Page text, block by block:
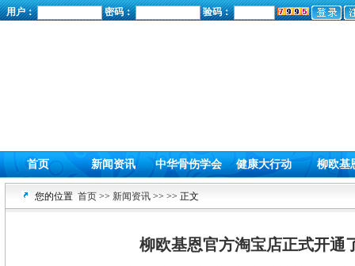
用户： 密码： 验码：
首页 新闻资讯 中华骨伤学会 健康大行动 柳欧基
您的位置 首页 >> 新闻资讯 >> >> 正文
柳欧基恩官方淘宝店正式开通